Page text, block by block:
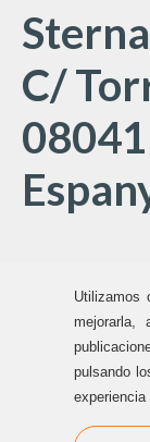
C/
(+34)
Dill-Dij
Utilizamos
mejorarla,
pulsando